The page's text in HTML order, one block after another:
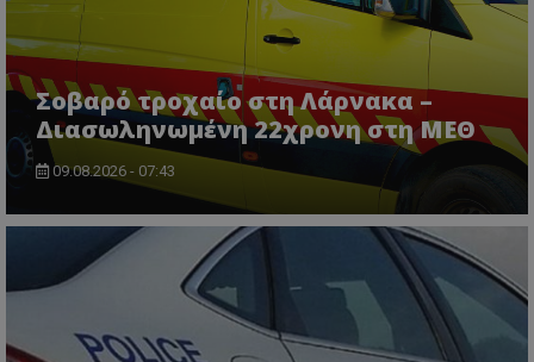
Σοβαρό τροχαίο στη Λάρνακα –
Διασωληνωμένη 22χρονη στη ΜΕΘ
09.08.2026 - 07:43